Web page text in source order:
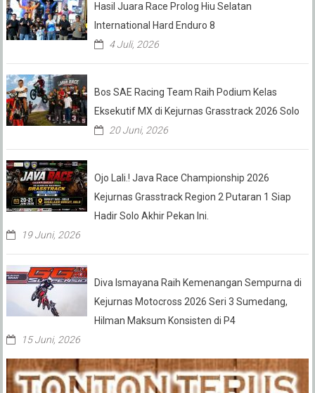
Hasil Juara Race Prolog Hiu Selatan
International Hard Enduro 8
4 Juli, 2026
Bos SAE Racing Team Raih Podium Kelas
Eksekutif MX di Kejurnas Grasstrack 2026 Solo
20 Juni, 2026
Ojo Lali.! Java Race Championship 2026
Kejurnas Grasstrack Region 2 Putaran 1 Siap
Hadir Solo Akhir Pekan Ini.
19 Juni, 2026
Diva Ismayana Raih Kemenangan Sempurna di
Kejurnas Motocross 2026 Seri 3 Sumedang,
Hilman Maksum Konsisten di P4
15 Juni, 2026